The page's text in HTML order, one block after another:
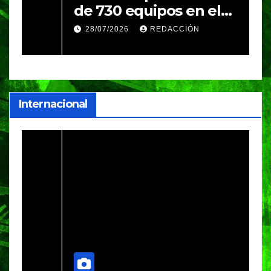
de 730 equipos en el
Festival Máster de Voleibol
28/07/2026 REDACCIÓN
Internacional